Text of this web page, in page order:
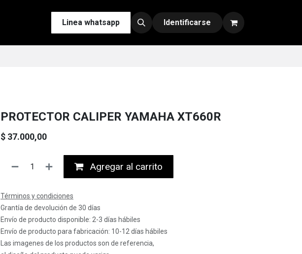
Esenciales Contáctenos Nuestras Redes y Canales de Venta
Linea whatsapp Identificarse
PROTECTOR CALIPER YAMAHA XT660R
$ 37.000,00
Agregar al carrito
Términos y condiciones
Grantía de devolución de 30 días
Envío de producto disponible: 2-3 días hábiles
Envío de producto para fabricación: 10-12 días hábiles
Las imagenes de los productos son de referencia,